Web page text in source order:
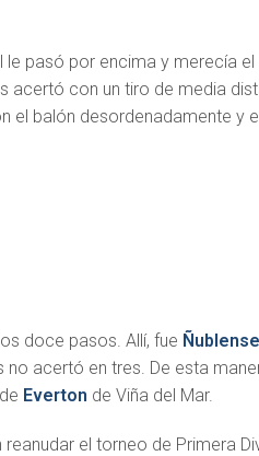
le pasó por encima y merecía
acertó con un tiro de media
el balón desordenadamente y
doce pasos. Allí, fue Ñublense
no acertó en tres. De esta
Everton de Viña del Mar.
el torneo de Primera